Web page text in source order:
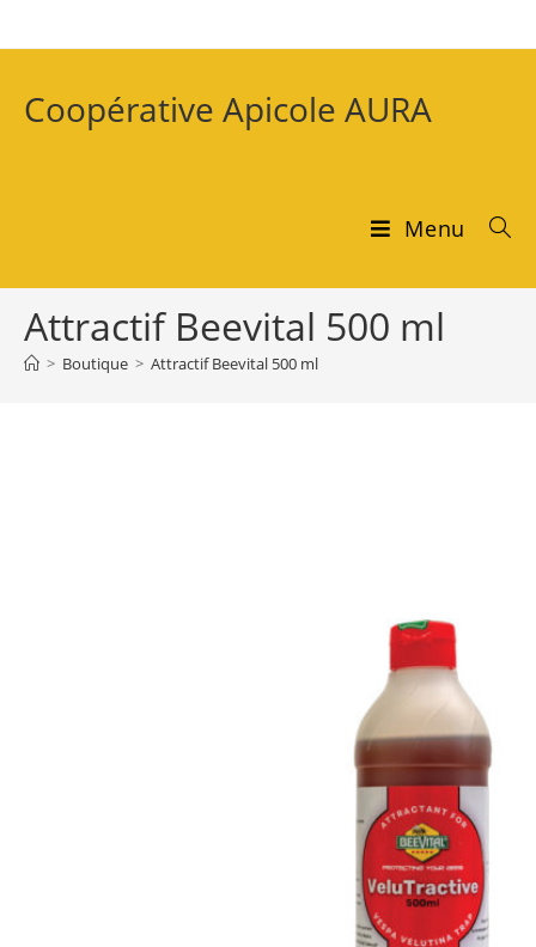
Coopérative Apicole AURA
Menu
Attractif Beevital 500 ml
> Boutique > Attractif Beevital 500 ml